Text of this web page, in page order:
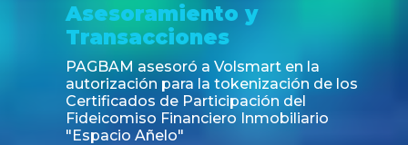
Asesoramiento y
Transacciones
PAGBAM asesoró a Volsmart en la
autorización para la tokenización de los
Certificados de Participación del
Fideicomiso Financiero Inmobiliario
"Espacio Añelo"